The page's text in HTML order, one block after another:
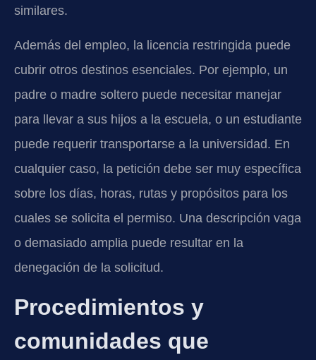
similares.
Además del empleo, la licencia restringida puede
cubrir otros destinos esenciales. Por ejemplo, un
padre o madre soltero puede necesitar manejar
para llevar a sus hijos a la escuela, o un estudiante
puede requerir transportarse a la universidad. En
cualquier caso, la petición debe ser muy específica
sobre los días, horas, rutas y propósitos para los
cuales se solicita el permiso. Una descripción vaga
o demasiado amplia puede resultar en la
denegación de la solicitud.
Procedimientos y
comunidades que